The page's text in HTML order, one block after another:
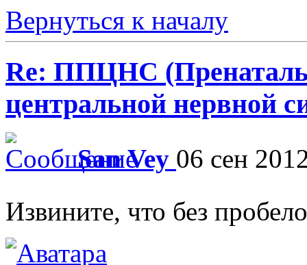
Вернуться к началу
Re: ППЦНС
центральной нервной
San Vey 06 сен
Извините, что без